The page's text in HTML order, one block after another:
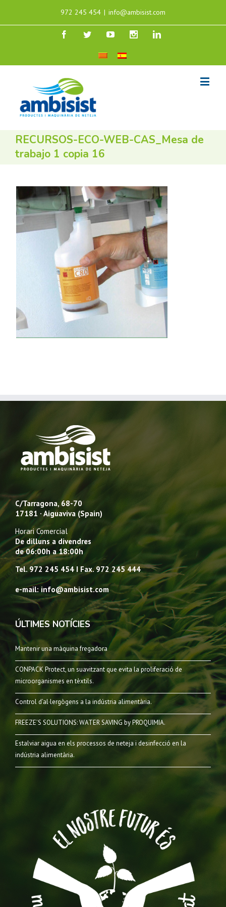
972 245 454 | info@ambisist.com
RECURSOS-ECO-WEB-CAS_Mesa de
trabajo 1 copia 16
C/Tarragona, 68-70
17181 · Aiguaviva (Spain)
Horari Comercial
De dilluns a divendres
de 06:00h a 18:00h
Tel. 972 245 454 I Fax. 972 245 444
e-mail: info@ambisist.com
ÚLTIMES NOTÍCIES
Mantenir una màquina fregadora
CONPACK Protect, un suavitzant que evita la proliferació de
microorganismes en tèxtils.
Control d’al·lergògens a la indústria alimentària.
FREEZE’S SOLUTIONS: WATER SAVING by PROQUIMIA.
Estalviar aigua en els processos de neteja i desinfecció en la
indústria alimentària.